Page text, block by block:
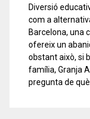
Diversió
com a
Barcelona, una
ofereix un
obstant això, si
família, Granja
pregunta de què